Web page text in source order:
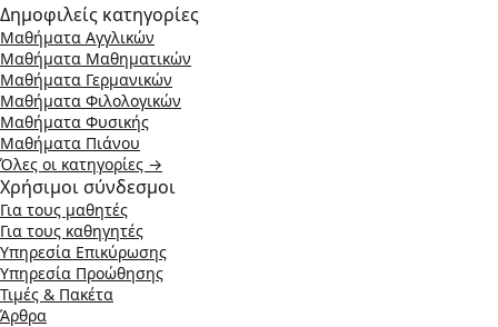
Δημοφιλείς κατηγορίες
Μαθήματα Αγγλικών
Μαθήματα Μαθηματικών
Μαθήματα Γερμανικών
Μαθήματα Φιλολογικών
Μαθήματα Φυσικής
Μαθήματα Πιάνου
Όλες οι κατηγορίες →
Χρήσιμοι σύνδεσμοι
Για τους μαθητές
Για τους καθηγητές
Υπηρεσία Επικύρωσης
Υπηρεσία Προώθησης
Τιμές & Πακέτα
Άρθρα